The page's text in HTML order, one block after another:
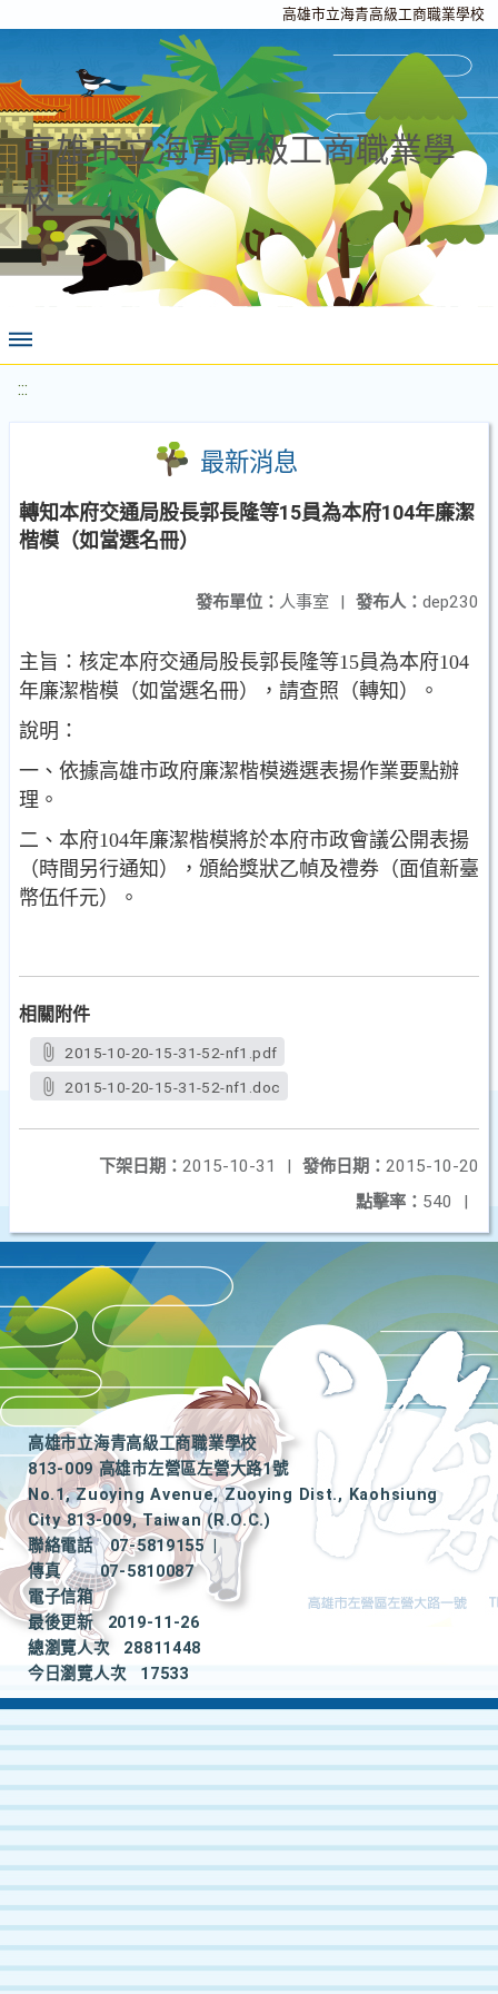
高雄市立海青高級工商職業學校
高雄市立海青高級工商職業學
校
:::
最新消息
轉知本府交通局股長郭長隆等15員為本府104年廉潔
楷模（如當選名冊）
發布人： dep230
發布單位： 人事室 |
主旨：核定本府交通局股長郭長隆等15員為本府104
年廉潔楷模（如當選名冊），請查照（轉知）。
說明：
一、依據高雄市政府廉潔楷模遴選表揚作業要點辦
理。
二、本府104年廉潔楷模將於本府市政會議公開表揚
（時間另行通知），頒給獎狀乙幀及禮券（面值新臺
幣伍仟元）。
相關附件
2015-10-20-15-31-52-nf1.pdf
2015-10-20-15-31-52-nf1.doc
發佈日期： 2015-10-20
下架日期： 2015-10-31
|
點擊率： 540 |
高雄市立海青高級工商職業學校
813-009 高雄市左營區左營大路1號
No.1, Zuoying Avenue, Zuoying Dist., Kaohsiung
City 813-009, Taiwan (R.O.C.)
聯絡電話
07-5819155
|
傳真
07-5810087
電子信箱
最後更新
2019-11-26
總瀏覽人次
28811448
今日瀏覽人次
17533